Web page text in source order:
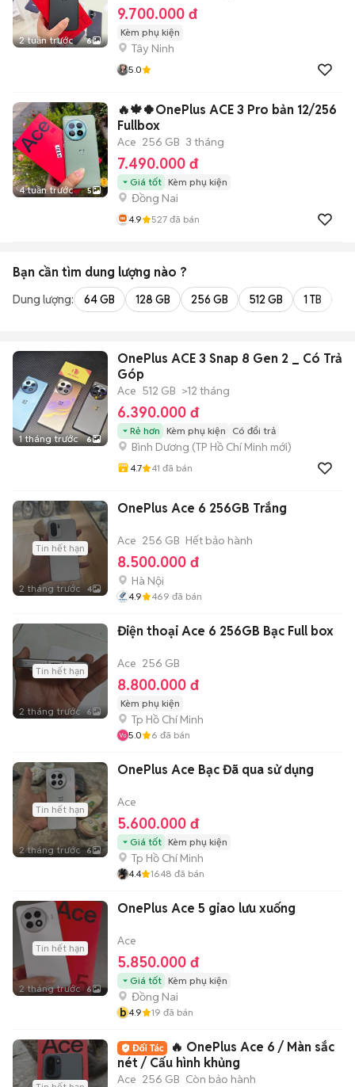
2 tuần trước 6
9.700.000 đ
Kèm phụ kiện
Tây Ninh
5.0
4 tuần trước 5
🔥🍁🍀OnePlus ACE 3 Pro bản 12/256
Fullbox
Ace 256 GB 3 tháng
7.490.000 đ
Giá tốt Kèm phụ kiện
Đồng Nai
4.9 527 đã bán
Bạn cần tìm dung lượng nào ?
Dung lượng: 64 GB 128 GB 256 GB 512 GB 1 TB
1 tháng trước 6
OnePlus ACE 3 Snap 8 Gen 2 _ Có Trả
Góp
Ace 512 GB >12 tháng
6.390.000 đ
Rẻ hơn Kèm phụ kiện Có đổi trả
Bình Dương (TP Hồ Chí Minh mới)
4.7 41 đã bán
Tin hết hạn
2 tháng trước 4
OnePlus Ace 6 256GB Trắng
Ace 256 GB Hết bảo hành
8.500.000 đ
Hà Nội
4.9 469 đã bán
Tin hết hạn
2 tháng trước 6
Điện thoại Ace 6 256GB Bạc Full box
Ace 256 GB
8.800.000 đ
Kèm phụ kiện
Tp Hồ Chí Minh
5.0 6 đã bán
Tin hết hạn
2 tháng trước 6
OnePlus Ace Bạc Đã qua sử dụng
Ace
5.600.000 đ
Giá tốt Kèm phụ kiện
Tp Hồ Chí Minh
4.4 1648 đã bán
Tin hết hạn
2 tháng trước 6
OnePlus Ace 5 giao lưu xuống
Ace
5.850.000 đ
Giá tốt Kèm phụ kiện
Đồng Nai
b4.9 19 đã bán
🔥 OnePlus Ace 6 / Màn sắc
nét / Cấu hình khủng
Ace 256 GB Còn bảo hành